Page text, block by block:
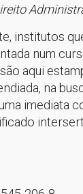
institutos
num
aqui
na
imediata